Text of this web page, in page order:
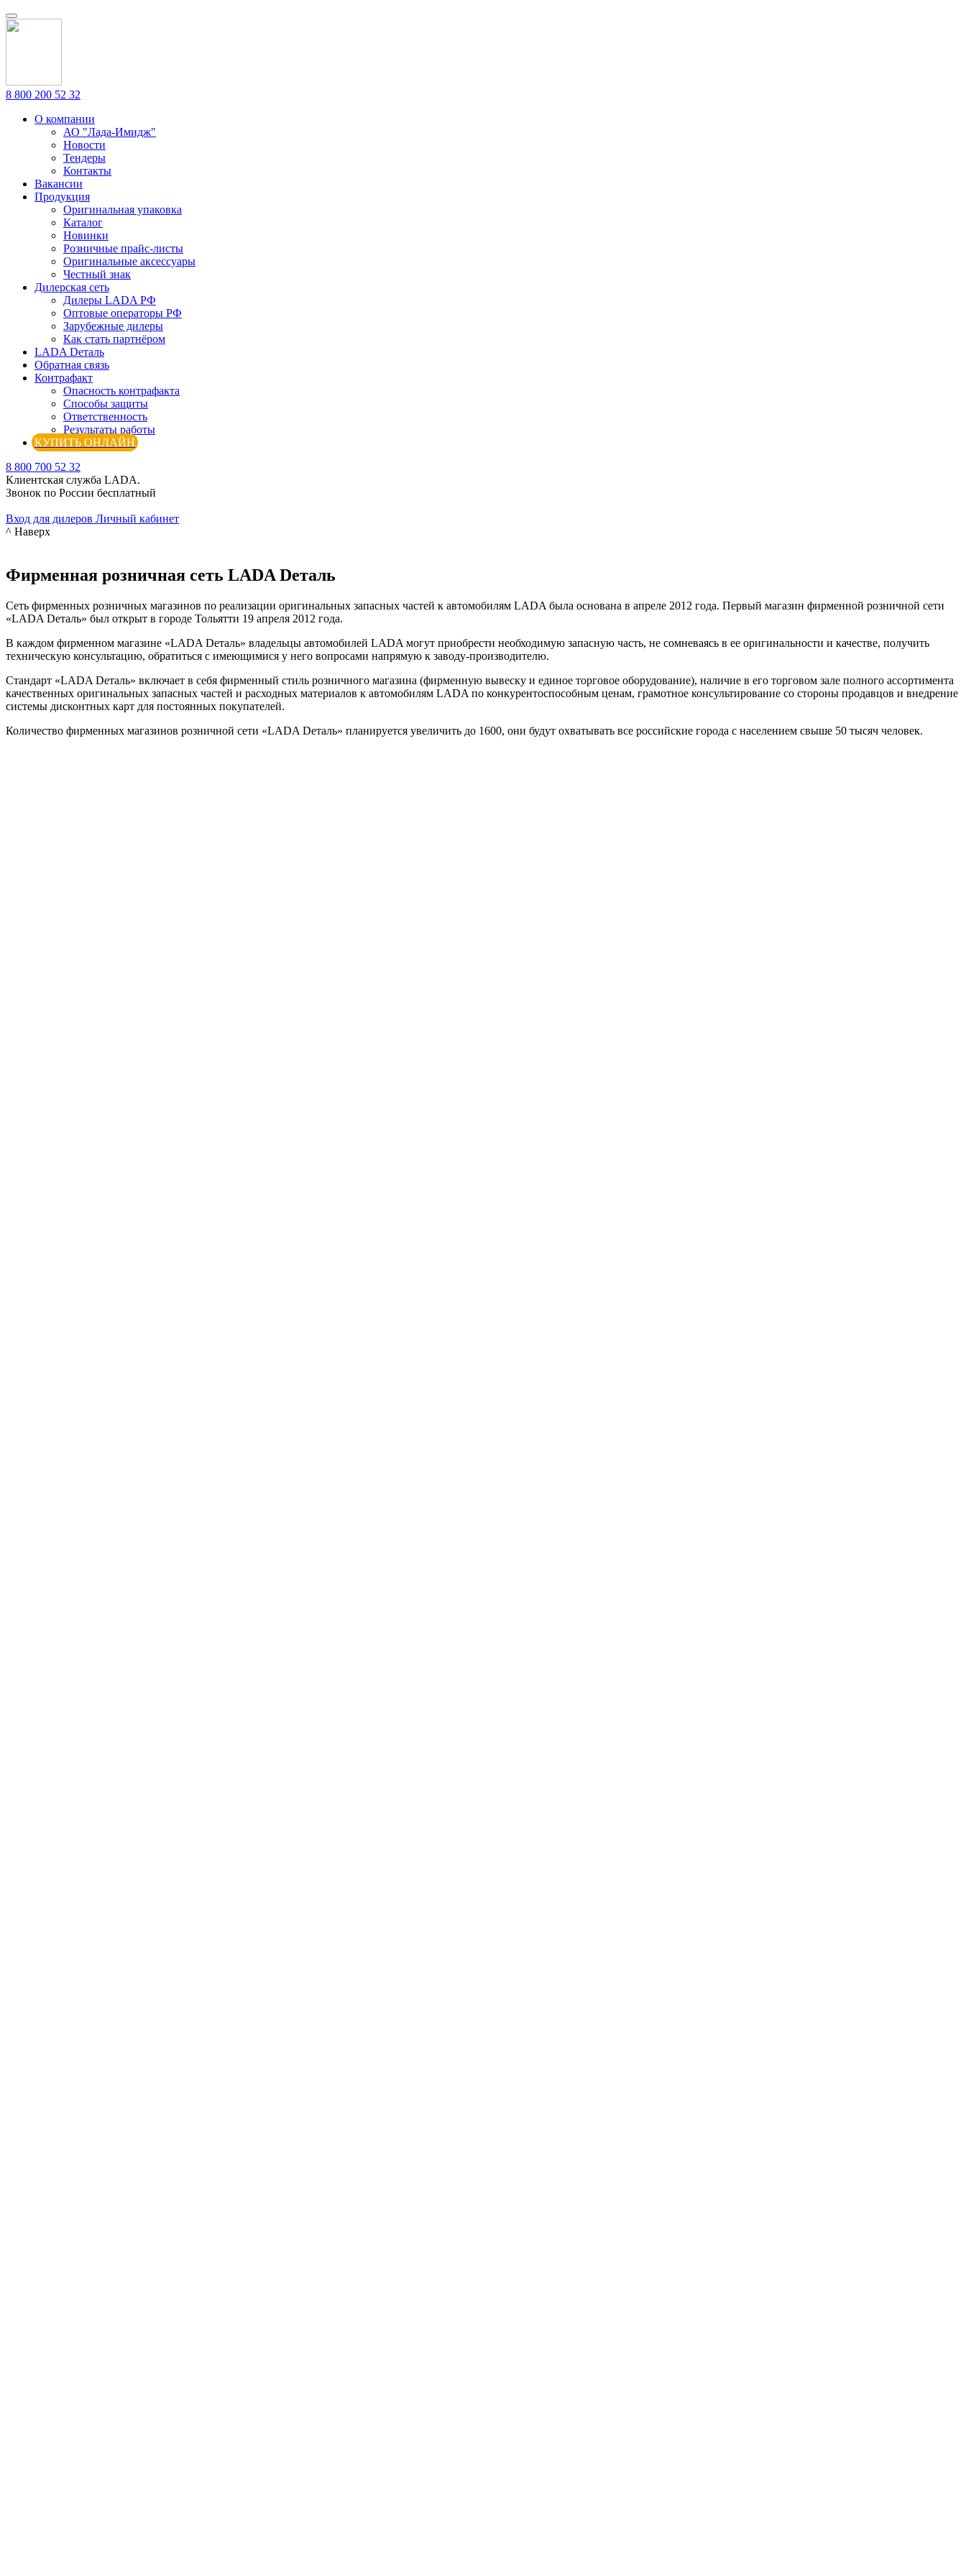
8 800 200 52 32
О компании
АО "Лада-Имидж"
Новости
Тендеры
Контакты
Вакансии
Продукция
Оригинальная упаковка
Каталог
Новинки
Розничные прайс-листы
Оригинальные аксессуары
Честный знак
Дилерская сеть
Дилеры LADA РФ
Оптовые операторы РФ
Зарубежные дилеры
Как стать партнёром
LADA Dеталь
Обратная связь
Контрафакт
Опасность контрафакта
Способы защиты
Ответственность
Результаты работы
КУПИТЬ ОНЛАЙН
8 800 700 52 32
Клиентская служба LADA.
Звонок по России бесплатный
Вход для дилеров Личный кабинет
^ Наверх
Фирменная розничная сеть LADA Dеталь
Сеть фирменных розничных магазинов по реализации оригинальных запасных частей к автомобилям LADA была основана в апреле 2012 года. Первый магазин фирменной розничной сети
«LADA Dеталь» был открыт в городе Тольятти 19 апреля 2012 года.
В каждом фирменном магазине «LADA Dеталь» владельцы автомобилей LADA могут приобрести необходимую запасную часть, не сомневаясь в ее оригинальности и качестве, получить
техническую консультацию, обратиться с имеющимися у него вопросами напрямую к заводу-производителю.
Стандарт «LADA Dеталь» включает в себя фирменный стиль розничного магазина (фирменную вывеску и единое торговое оборудование), наличие в его торговом зале полного ассортимента
качественных оригинальных запасных частей и расходных материалов к автомобилям LADA по конкурентоспособным ценам, грамотное консультирование со стороны продавцов и внедрение
системы дисконтных карт для постоянных покупателей.
Количество фирменных магазинов розничной сети «LADA Dеталь» планируется увеличить до 1600, они будут охватывать все российские города с населением свыше 50 тысяч человек.